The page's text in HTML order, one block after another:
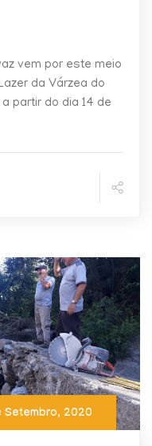
vem por este meio
da Várzea do
partir do dia 14 de
Setembro, 2020